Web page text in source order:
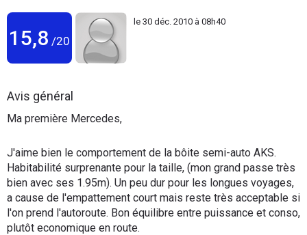
Utilitaires
Flottes
Services
Forum
Moto
15,8 /20
le 30 déc. 2010 à 08h40
Avis général
Ma première Mercedes,
J'aime bien le comportement de la bôite semi-auto AKS.
Habitabilité surprenante pour la taille, (mon grand passe très
bien avec ses 1.95m). Un peu dur pour les longues voyages,
a cause de l'empattement court mais reste très acceptable si
l'on prend l'autoroute. Bon équilibre entre puissance et conso,
plutôt economique en route.